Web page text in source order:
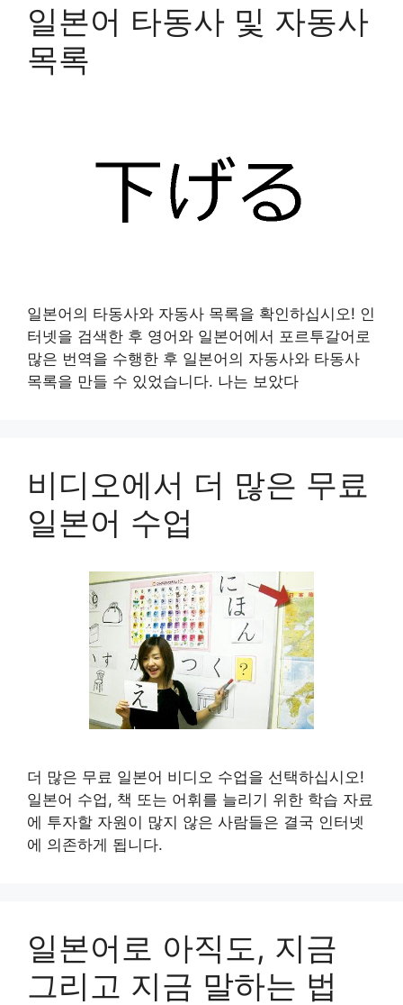
일본어 타동사 및 자동사
목록
일본어의 타동사와 자동사 목록을 확인하십시오! 인
터넷을 검색한 후 영어와 일본어에서 포르투갈어로
많은 번역을 수행한 후 일본어의 자동사와 타동사
목록을 만들 수 있었습니다. 나는 보았다
비디오에서 더 많은 무료
일본어 수업
더 많은 무료 일본어 비디오 수업을 선택하십시오!
일본어 수업, 책 또는 어휘를 늘리기 위한 학습 자료
에 투자할 자원이 많지 않은 사람들은 결국 인터넷
에 의존하게 됩니다.
일본어로 아직도, 지금
그리고 지금 말하는 법